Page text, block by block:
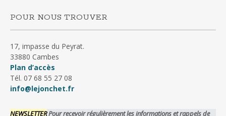
POUR NOUS TROUVER
17, impasse du Peyrat.
33880 Cambes
Plan d’accès
Tél. 07 68 55 27 08
info@lejonchet.fr
NEWSLETTERPour recevoir régulièrement les informations et rappels de